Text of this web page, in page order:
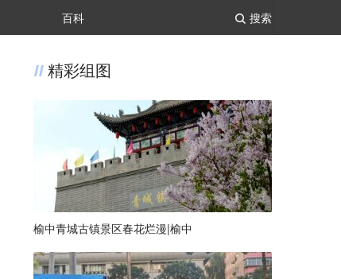
搜索
百科
精彩组图
榆中青城古镇景区春花烂漫|榆中